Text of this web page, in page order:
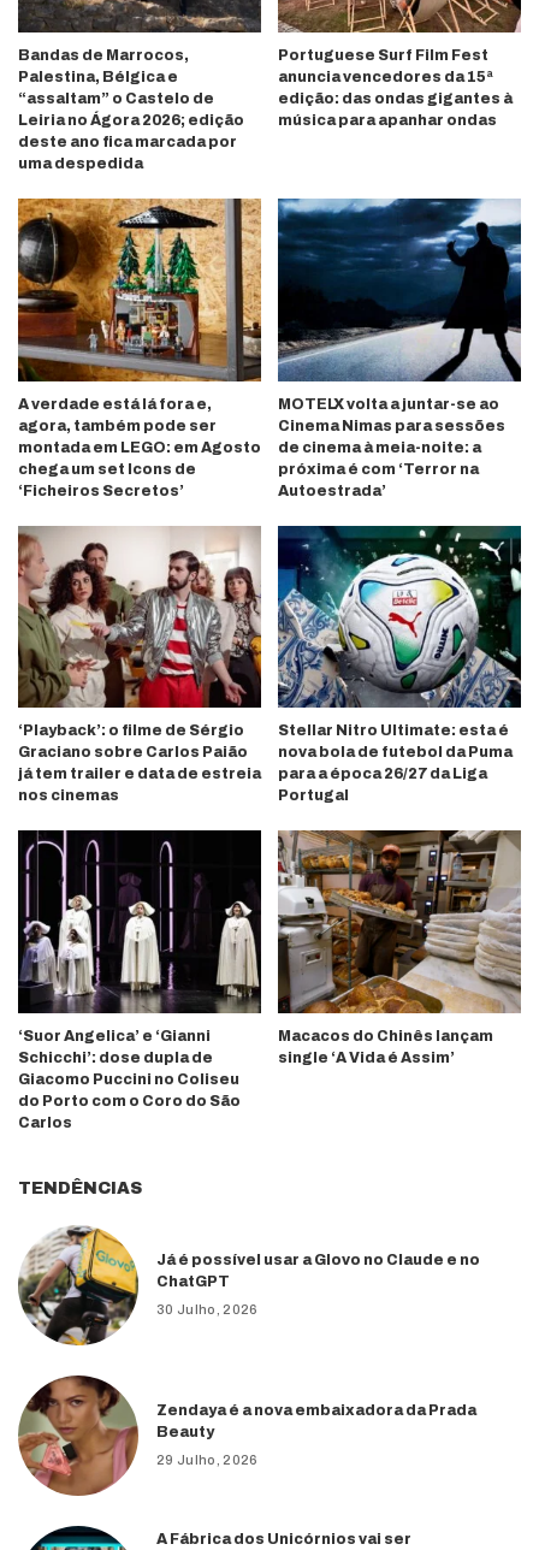
Bandas de Marrocos,
Palestina, Bélgica e
“assaltam” o Castelo de
Leiria no Ágora 2026; edição
deste ano fica marcada por
uma despedida
Portuguese Surf Film Fest
anuncia vencedores da 15ª
edição: das ondas gigantes à
música para apanhar ondas
A verdade está lá fora e,
agora, também pode ser
montada em LEGO: em Agosto
chega um set Icons de
‘Ficheiros Secretos’
MOTELX volta a juntar-se ao
Cinema Nimas para sessões
de cinema à meia-noite: a
próxima é com ‘Terror na
Autoestrada’
‘Playback’: o filme de Sérgio
Graciano sobre Carlos Paião
já tem trailer e data de estreia
nos cinemas
Stellar Nitro Ultimate: esta é
nova bola de futebol da Puma
para a época 26/27 da Liga
Portugal
‘Suor Angelica’ e ‘Gianni
Schicchi’: dose dupla de
Giacomo Puccini no Coliseu
do Porto com o Coro do São
Carlos
Macacos do Chinês lançam
single ‘A Vida é Assim’
TENDÊNCIAS
Já é possível usar a Glovo no Claude e no
ChatGPT
30 Julho, 2026
Zendaya é a nova embaixadora da Prada
Beauty
29 Julho, 2026
A Fábrica dos Unicórnios vai ser